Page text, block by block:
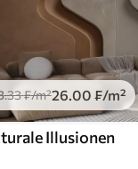
.33₣/m²26 .00 ₣/m²
Illusionen